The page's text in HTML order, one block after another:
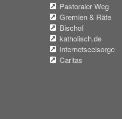
Pastoraler Weg
Gremien & Räte
Bischof
katholisch.de
Internetseelsorge
Caritas